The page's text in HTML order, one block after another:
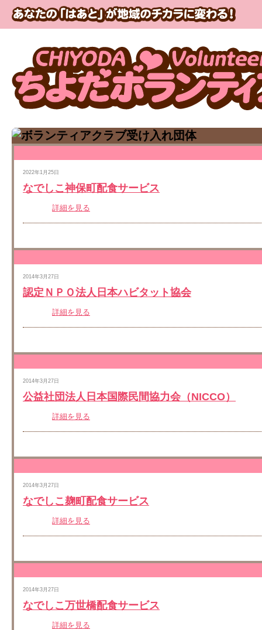
2022年1月25日
なでしこ神保町配食サービス
詳細を見る
2014年3月27日
認定ＮＰＯ法人日本ハビタット協会
詳細を見る
2014年3月27日
公益社団法人日本国際民間協力会（NICCO）
詳細を見る
2014年3月27日
なでしこ麹町配食サービス
詳細を見る
2014年3月27日
なでしこ万世橋配食サービス
詳細を見る